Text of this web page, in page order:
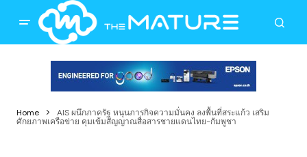
Home
AIS ผนึกภาครัฐ หนุนภารกิจความมั่นคง ลงพื้นที่สระแก้ว เสริม
ศักยภาพเครือข่าย คุมเข้มสัญญาณสื่อสารชายแดนไทย-กัมพูชา